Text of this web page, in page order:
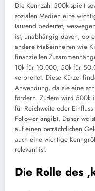
Die Kennzahl 500k spielt
sozialen Medien eine
tausend bedeutet,
ist, unabhängig davon, ob
andere Maßeinheiten wie
finanziellen
10k für 10.000, 50k für
verbreitet. Diese Kürzel
Anwendung, da sie eine
fördern. Zudem wird 500k
für Reichweite oder
Follower angibt. Daher
auf einen beträchtlichen
auch eine wichtige
relevant ist.
Die Rolle des